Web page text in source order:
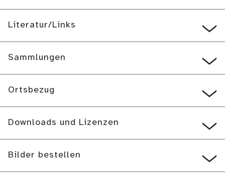
Literatur/Links
Sammlungen
Ortsbezug
Downloads und Lizenzen
Bilder bestellen